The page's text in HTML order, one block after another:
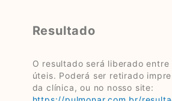
Resultado
O resultado será liberado entre
úteis. Poderá ser retirado
da clínica, ou no nosso site: